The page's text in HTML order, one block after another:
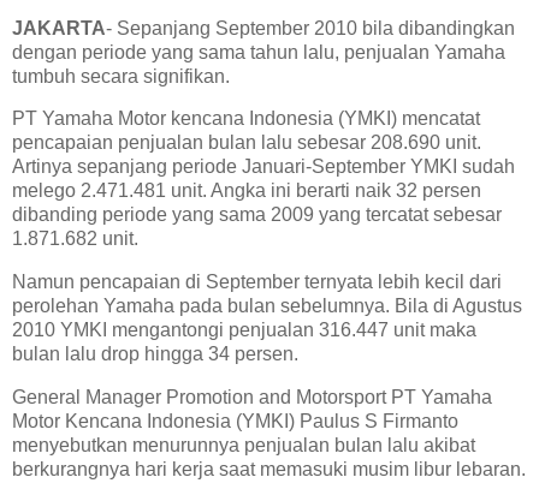
JAKARTA- Sepanjang September 2010 bila dibandingkan
dengan periode yang sama tahun lalu, penjualan Yamaha
tumbuh secara signifikan.
PT Yamaha Motor kencana Indonesia (YMKI) mencatat
pencapaian penjualan bulan lalu sebesar 208.690 unit.
Artinya sepanjang periode Januari-September YMKI sudah
melego 2.471.481 unit. Angka ini berarti naik 32 persen
dibanding periode yang sama 2009 yang tercatat sebesar
1.871.682 unit.
Namun pencapaian di September ternyata lebih kecil dari
perolehan Yamaha pada bulan sebelumnya. Bila di Agustus
2010 YMKI mengantongi penjualan 316.447 unit maka
bulan lalu drop hingga 34 persen.
General Manager Promotion and Motorsport PT Yamaha
Motor Kencana Indonesia (YMKI) Paulus S Firmanto
menyebutkan menurunnya penjualan bulan lalu akibat
berkurangnya hari kerja saat memasuki musim libur lebaran.